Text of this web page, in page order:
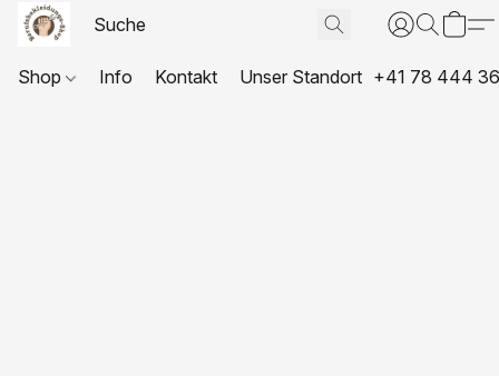
Shop Info Kontakt Unser Standort +41 78 444